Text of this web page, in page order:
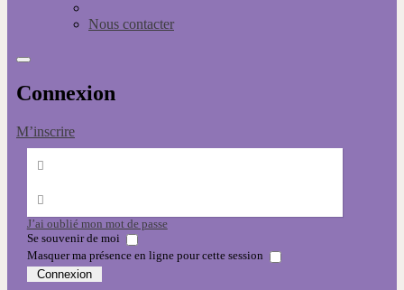
Nous contacter
Connexion
M’inscrire
J’ai oublié mon mot de passe
Se souvenir de moi
Masquer ma présence en ligne pour cette session